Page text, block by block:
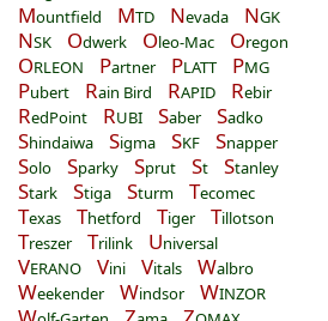
Mountfield MTD Nevada NGK
NSK Odwerk Oleo-Mac Oregon
ORLEON Partner PLATT PMG
Pubert Rain Bird RAPID Rebir
RedPoint RUBI Saber Sadko
Shindaiwa Sigma SKF Snapper
Solo Sparky Sprut St Stanley
Stark Stiga Sturm Tecomec
Texas Thetford Tiger Tillotson
Treszer Trilink Universal
VERANO Vini Vitals Walbro
Weekender Windsor WINZOR